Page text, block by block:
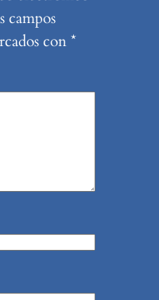
campos
con*